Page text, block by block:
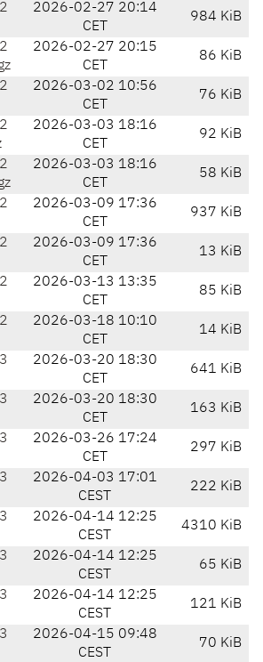
2026-02-27 20:14
CET
984 KiB
2026-02-27 20:15
CET
86 KiB
2026-03-02 10:56
CET
76 KiB
2026-03-03 18:16
CET
92 KiB
2026-03-03 18:16
CET
58 KiB
2026-03-09 17:36
CET
937 KiB
2026-03-09 17:36
CET
13 KiB
2026-03-13 13:35
CET
85 KiB
2026-03-18 10:10
CET
14 KiB
2026-03-20 18:30
CET
641 KiB
2026-03-20 18:30
CET
163 KiB
2026-03-26 17:24
CET
297 KiB
2026-04-03 17:01
CEST
222 KiB
2026-04-14 12:25
CEST
4310 KiB
2026-04-14 12:25
CEST
65 KiB
2026-04-14 12:25
CEST
121 KiB
2026-04-15 09:48
CEST
70 KiB